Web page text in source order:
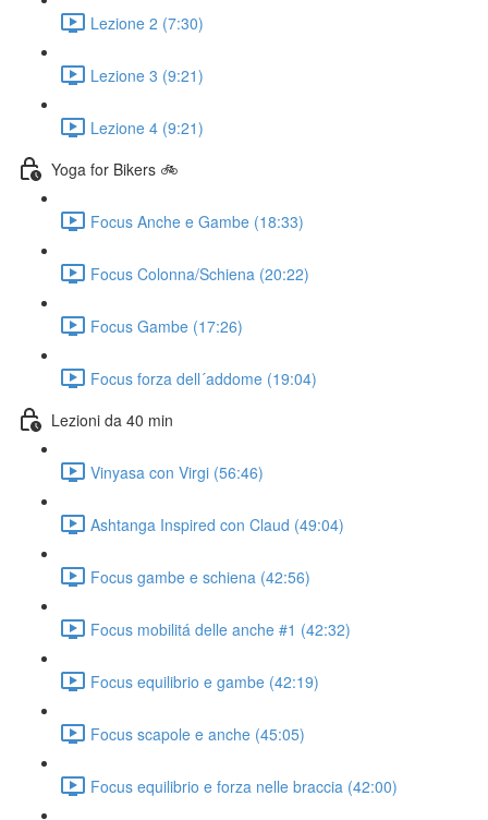
Lezione 2 (7:30)
Lezione 3 (9:21)
Lezione 4 (9:21)
Yoga for Bikers 🚲
Focus Anche e Gambe (18:33)
Focus Colonna/Schiena (20:22)
Focus Gambe (17:26)
Focus forza dell´addome (19:04)
Lezioni da 40 min
Vinyasa con Virgi (56:46)
Ashtanga Inspired con Claud (49:04)
Focus gambe e schiena (42:56)
Focus mobilitá delle anche #1 (42:32)
Focus equilibrio e gambe (42:19)
Focus scapole e anche (45:05)
Focus equilibrio e forza nelle braccia (42:00)